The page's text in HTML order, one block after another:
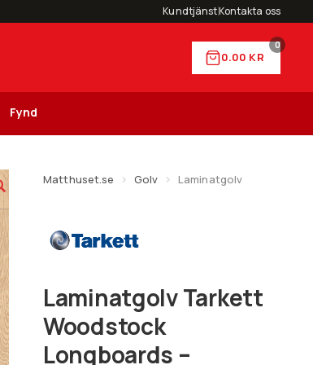
KundtjänstKontakta oss
0.00 KR
0
Fynd
Matthuset.se Golv Laminatgolv
Laminatgolv Tarkett
Woodstock
Longboards –